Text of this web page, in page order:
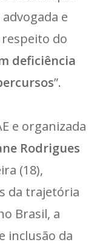
advogada e
do
deficiência
”.
e organizada
Rodrigues
(18),
da trajetória
Brasil, a
inclusão da